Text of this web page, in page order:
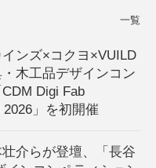
一覧
インズ×コクヨ×VUILD
木工品デザインコン
Digi Fab
」を初開催
介らが登壇、「長谷